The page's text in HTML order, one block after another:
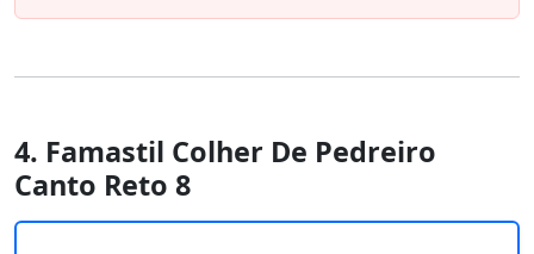
4. Famastil Colher De Pedreiro
Canto Reto 8